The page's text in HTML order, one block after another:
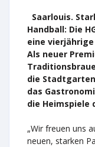
Saarlouis.
Handball: Die
eine
Als neuer
die
das
die Heimspiele
„Wir freuen uns
neuen, starken